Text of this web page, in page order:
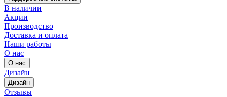
В наличии
Акции
Производство
Доставка и оплата
Наши работы
О нас
О нас
Дизайн
Дизайн
Отзывы